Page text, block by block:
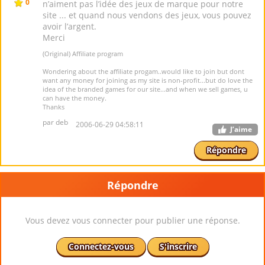
0
n’aiment pas l’idée des jeux de marque pour notre
site ... et quand nous vendons des jeux, vous pouvez
avoir l’argent.
Merci
(Original) Affiliate program
Wondering about the affiliate progam..would like to join but dont
want any money for joining as my site is non-profit...but do love the
idea of the branded games for our site...and when we sell games, u
can have the money.
Thanks
par deb 2006-06-29 04:58:11 J’aime
Répondre
Répondre
Vous devez vous connecter pour publier une réponse.
Connectez-vous S'inscrire